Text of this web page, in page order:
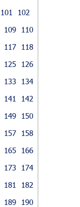
101
102
109
110
117
118
125
126
133
134
141
142
149
150
157
158
165
166
173
174
181
182
189
190